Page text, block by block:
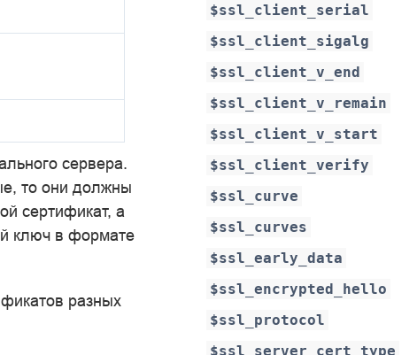
сервера.
то они должны
сертификат, а
ключ в формате
разных
$ssl_client_serial
$ssl_client_sigalg
$ssl_client_v_end
$ssl_client_v_remain
$ssl_client_v_start
$ssl_client_verify
$ssl_curve
$ssl_curves
$ssl_early_data
$ssl_encrypted_hello
$ssl_protocol
$ssl_server_cert_type